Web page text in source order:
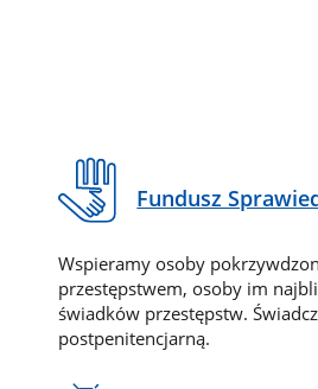
Fundusz
Wspieramy osoby
przestępstwem, osoby im
świadków przestępstw.
postpenitencjarną.